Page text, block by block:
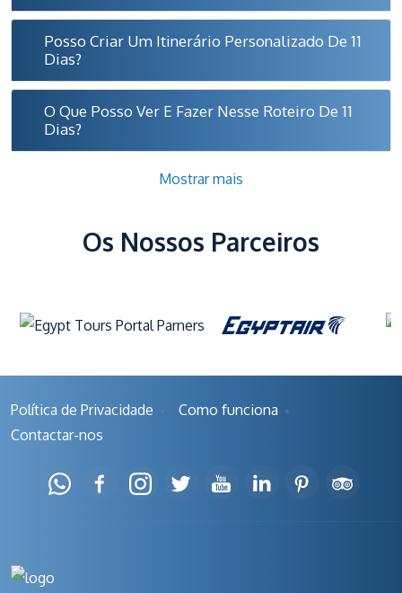
Posso Criar Um Itinerário Personalizado De 11
Dias?
O Que Posso Ver E Fazer Nesse Roteiro De 11
Dias?
Mostrar mais
Os Nossos Parceiros
Política de Privacidade
Como funciona
Contactar-nos